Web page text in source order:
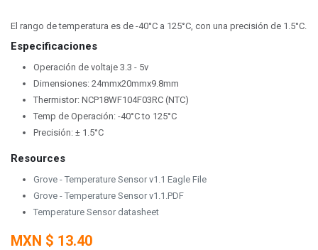
El rango de temperatura es de -40°C a 125°C, con una precisión de 1.5°C.
Especificaciones
Operación de voltaje 3.3 - 5v
Dimensiones: 24mmx20mmx9.8mm
Thermistor: NCP18WF104F03RC (NTC)
Temp de Operación: -40°C to 125°C
Precisión: ± 1.5°C
Resources
Grove - Temperature Sensor v1.1 Eagle File
Grove - Temperature Sensor v1.1.PDF
Temperature Sensor datasheet
MXN $ 13.40